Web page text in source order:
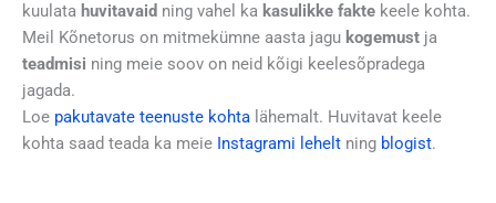
kuulata huvitavaid ning vahel ka kasulikke fakte keele kohta.
Meil Kõnetorus on mitmekümne aasta jagu kogemust ja
teadmisi ning meie soov on neid kõigi keelesõpradega
jagada.
Loe pakutavate teenuste kohta lähemalt. Huvitavat keele
kohta saad teada ka meie Instagrami lehelt ning blogist.